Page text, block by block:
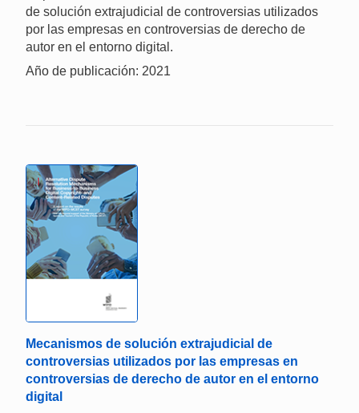
de solución extrajudicial de controversias utilizados
por las empresas en controversias de derecho de
autor en el entorno digital.
Año de publicación: 2021
Mecanismos de solución extrajudicial de
controversias utilizados por las empresas en
controversias de derecho de autor en el entorno
digital